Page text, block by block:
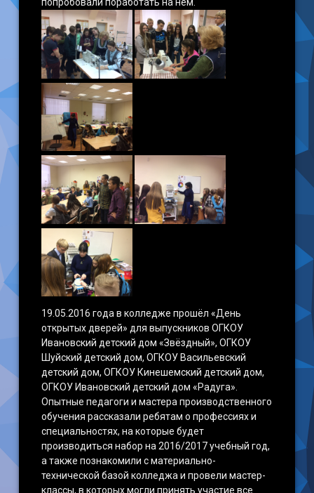
попробовали поработать на нем.
19.05.2016 года в колледже прошёл «День
открытых дверей» для выпускников ОГКОУ
Ивановский детский дом «Звёздный», ОГКОУ
Шуйский детский дом, ОГКОУ Васильевский
детский дом, ОГКОУ Кинешемский детский дом,
ОГКОУ Ивановский детский дом «Радуга».
Опытные педагоги и мастера производственного
обучения рассказали ребятам о профессиях и
специальностях, на которые будет
производиться набор на 2016/2017 учебный год,
а также познакомили с материально-
технической базой колледжа и провели мастер-
классы, в которых могли принять участие все